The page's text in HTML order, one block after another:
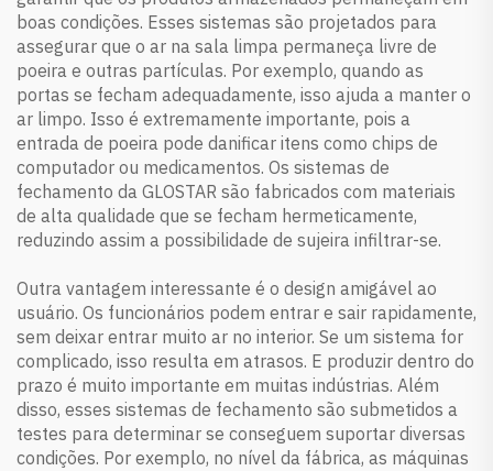
boas condições. Esses sistemas são projetados para
assegurar que o ar na sala limpa permaneça livre de
poeira e outras partículas. Por exemplo, quando as
portas se fecham adequadamente, isso ajuda a manter o
ar limpo. Isso é extremamente importante, pois a
entrada de poeira pode danificar itens como chips de
computador ou medicamentos. Os sistemas de
fechamento da GLOSTAR são fabricados com materiais
de alta qualidade que se fecham hermeticamente,
reduzindo assim a possibilidade de sujeira infiltrar-se.
Outra vantagem interessante é o design amigável ao
usuário. Os funcionários podem entrar e sair rapidamente,
sem deixar entrar muito ar no interior. Se um sistema for
complicado, isso resulta em atrasos. E produzir dentro do
prazo é muito importante em muitas indústrias. Além
disso, esses sistemas de fechamento são submetidos a
testes para determinar se conseguem suportar diversas
condições. Por exemplo, no nível da fábrica, as máquinas